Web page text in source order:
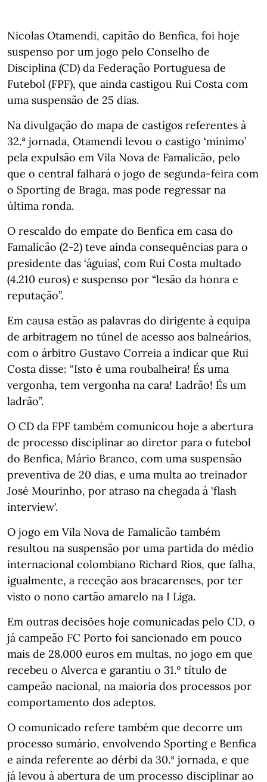
Nicolas Otamendi, capitão do Benfica, foi hoje
suspenso por um jogo pelo Conselho de
Disciplina (CD) da Federação Portuguesa de
Futebol (FPF), que ainda castigou Rui Costa com
uma suspensão de 25 dias.
Na divulgação do mapa de castigos referentes à
32.ª jornada, Otamendi levou o castigo ‘mínimo’
pela expulsão em Vila Nova de Famalicão, pelo
que o central falhará o jogo de segunda-feira com
o Sporting de Braga, mas pode regressar na
última ronda.
O rescaldo do empate do Benfica em casa do
Famalicão (2-2) teve ainda consequências para o
presidente das ‘águias’, com Rui Costa multado
(4.210 euros) e suspenso por “lesão da honra e
reputação”.
Em causa estão as palavras do dirigente à equipa
de arbitragem no túnel de acesso aos balneários,
com o árbitro Gustavo Correia a indicar que Rui
Costa disse: “Isto é uma roubalheira! És uma
vergonha, tem vergonha na cara! Ladrão! És um
ladrão”.
O CD da FPF também comunicou hoje a abertura
de processo disciplinar ao diretor para o futebol
do Benfica, Mário Branco, com uma suspensão
preventiva de 20 dias, e uma multa ao treinador
José Mourinho, por atraso na chegada à 'flash
interview'.
O jogo em Vila Nova de Famalicão também
resultou na suspensão por uma partida do médio
internacional colombiano Richard Ríos, que falha,
igualmente, a receção aos bracarenses, por ter
visto o nono cartão amarelo na I Liga.
Em outras decisões hoje comunicadas pelo CD, o
já campeão FC Porto foi sancionado em pouco
mais de 28.000 euros em multas, no jogo em que
recebeu o Alverca e garantiu o 31.º título de
campeão nacional, na maioria dos processos por
comportamento dos adeptos.
O comunicado refere também que decorre um
processo sumário, envolvendo Sporting e Benfica
e ainda referente ao dérbi da 30.ª jornada, e que
já levou à abertura de um processo disciplinar ao